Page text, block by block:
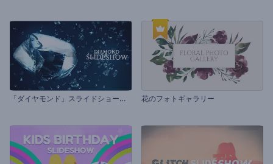
「
ダイヤモンド」スライドショー・セット 花のフォトギャラリー